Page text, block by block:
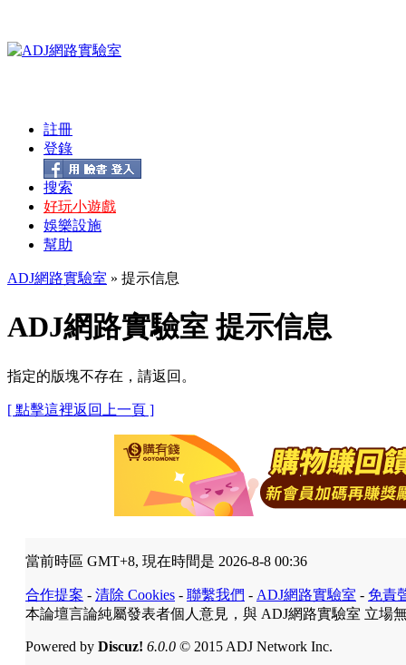
註冊
登錄
搜索
好玩小遊戲
娛樂設施
幫助
ADJ網路實驗室 » 提示信息
ADJ網路實驗室 提示信息
指定的版塊不存在，請返回。
[ 點擊這裡返回上一頁 ]
當前時區 GMT+8, 現在時間是 2026-8-8 00:36
合作提案 - 清除 Cookies - 聯繫我們 - ADJ網路實驗室 - 免責
本論壇言論純屬發表者個人意見，與 ADJ網路實驗室 立場
Powered by Discuz! 6.0.0 © 2015 ADJ Network Inc.